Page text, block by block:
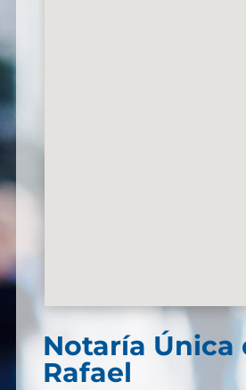
Notaría Única
Rafael